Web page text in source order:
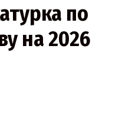
по
на 2026